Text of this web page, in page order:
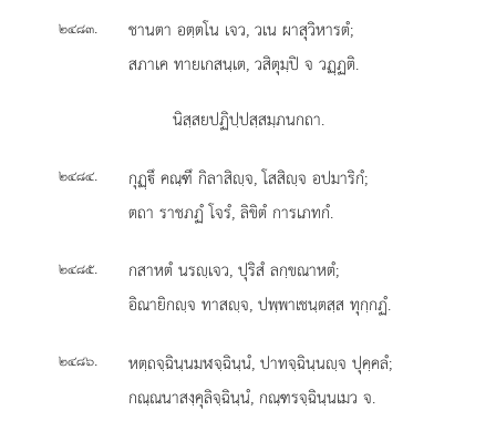
๒๔๘๓.
ชานตา อตฺตโน เจว, วเน ผาสุวิหารตํ;
สภาเค ทายเกสนฺเต, วสิตุมฺปิ จ วฏฺฏติ.
นิสฺสยปฏิปฺปสฺสมฺภนกถา.
๒๔๘๔.
กุฏฺึ คณฺฑึ กิลาสิฺจ, โสสิฺจ อปมาริกํ;
ตถา ราชภฏํ โจรํ, ลิขิตํ การเภทกํ.
๒๔๘๕.
กสาหตํ นรฺเจว, ปุริสํ ลกฺขณาหตํ;
อิณายิกฺจ ทาสฺจ, ปพฺพาเชนฺตสฺส ทุกฺกฏํ.
๒๔๘๖.
หตฺถจฺฉินฺนมฬจฺฉินฺนํ, ปาทจฺฉินฺนฺจ ปุคฺคลํ;
กณฺณนาสงฺคุลิจฺฉินฺนํ, กณฺฑรจฺฉินฺนเมว จ.